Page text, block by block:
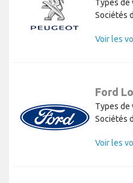
Types de
Sociétés
Voir les
Ford
Types de
Sociétés
Voir les